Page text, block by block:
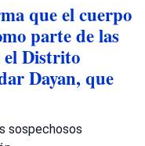
que el cuerpo
parte de las
el Distrito
Dayan, que
sospechosos